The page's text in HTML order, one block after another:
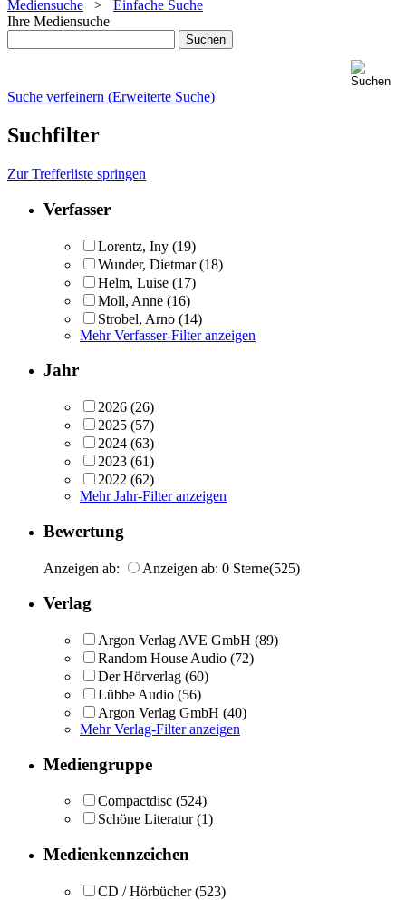
Mediensuche > Einfache Suche
Ihre Mediensuche
Suche verfeinern (Erweiterte Suche)
Suchfilter
Zur Trefferliste springen
Verfasser
Lorentz, Iny (19)
Wunder, Dietmar (18)
Helm, Luise (17)
Moll, Anne (16)
Strobel, Arno (14)
Mehr Verfasser-Filter anzeigen
Jahr
2026 (26)
2025 (57)
2024 (63)
2023 (61)
2022 (62)
Mehr Jahr-Filter anzeigen
Bewertung
Anzeigen ab: Anzeigen ab: 0 Sterne(525)
Verlag
Argon Verlag AVE GmbH (89)
Random House Audio (72)
Der Hörverlag (60)
Lübbe Audio (56)
Argon Verlag GmbH (40)
Mehr Verlag-Filter anzeigen
Mediengruppe
Compactdisc (524)
Schöne Literatur (1)
Medienkennzeichen
CD / Hörbücher (523)